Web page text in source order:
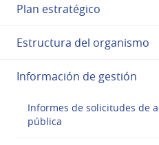
Plan estratégico
Estructura del organismo
Información de gestión
Informes de solicitudes de
pública